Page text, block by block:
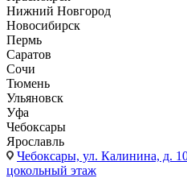
Нижний Новгород
Новосибирск
Пермь
Саратов
Сочи
Тюмень
Ульяновск
Уфа
Чебоксары
Ярославль
Чебоксары, ул. Калинина,
цокольный этаж